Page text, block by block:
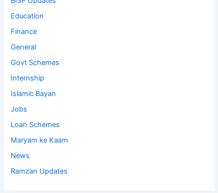
Education
Finance
General
Govt Schemes
Internship
Islamic Bayan
Jobs
Loan Schemes
Maryam ke Kaam
News
Ramzan Updates